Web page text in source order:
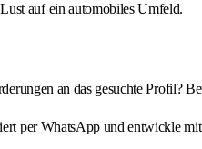
auf ein automobiles Umfeld.
an das gesuchte Profil?
per WhatsApp und entwickle